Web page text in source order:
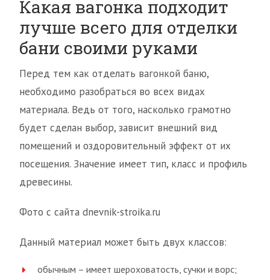
Какая вагонка подходит
лучше всего для отделки
бани своими руками
Перед тем как отделать вагонкой баню,
необходимо разобраться во всех видах
материала. Ведь от того, насколько грамотно
будет сделан выбор, зависит внешний вид
помещений и оздоровительный эффект от их
посещения. Значение имеет тип, класс и профиль
древесины.
Фото с сайта dnevnik-stroika.ru
Данный материал может быть двух классов:
обычным – имеет шероховатость, сучки и ворс;